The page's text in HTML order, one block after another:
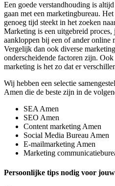
Een goede verstandhouding is
gaan met een marketingbureau.
genoeg tijd steekt in het zoeken
Marketing is een uitgebreid proces,
aankloppen bij een of ander online
Vergelijk dan ook diverse
onderscheidende factoren zijn.
marketing is het zo dat er
Wij hebben een selectie
Amen die de beste zijn in de
SEA Amen
SEO Amen
Content marketing Amen
Social Media Bureau Amen
E-mailmarketing Amen
Marketing
Persoonlijke tips nodig voor